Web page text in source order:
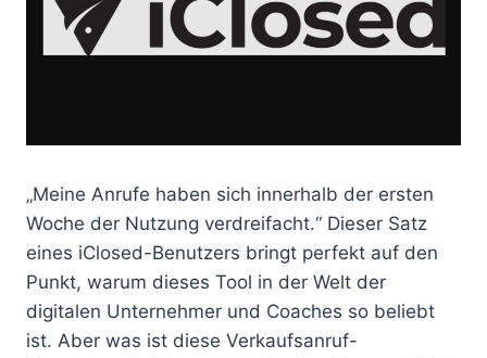
„Meine Anrufe haben sich innerhalb der ersten
Woche der Nutzung verdreifacht.“ Dieser Satz
eines iClosed-Benutzers bringt perfekt auf den
Punkt, warum dieses Tool in der Welt der
digitalen Unternehmer und Coaches so beliebt
ist. Aber was ist diese Verkaufsanruf-